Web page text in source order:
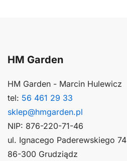
HM Garden
HM Garden - Marcin Hulewicz
tel: 56 461 29 33
sklep@hmgarden.pl
NIP: 876-220-71-46
ul. Ignacego Paderewskiego 74
86-300 Grudziądz